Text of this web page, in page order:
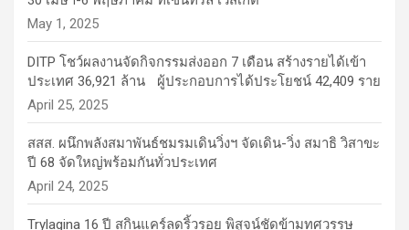
May 1, 2025
DITP โชว์ผลงานจัดกิจกรรมส่งออก 7 เดือน สร้างรายได้เข้า
ประเทศ 36,921 ล้าน ผู้ประกอบการได้ประโยชน์ 42,409 ราย
April 25, 2025
สสส. ผนึกพลังสมาพันธ์ชมรมเดินวิ่งฯ จัดเดิน-วิ่ง สมาธิ วิสาขะ
ปี 68 จัดใหญ่พร้อมกันทั่วประเทศ
April 24, 2025
Trylagina 16 ปี สกินแคร์ลดริ้วรอย พิสูจน์ชัดข้ามทศวรรษ